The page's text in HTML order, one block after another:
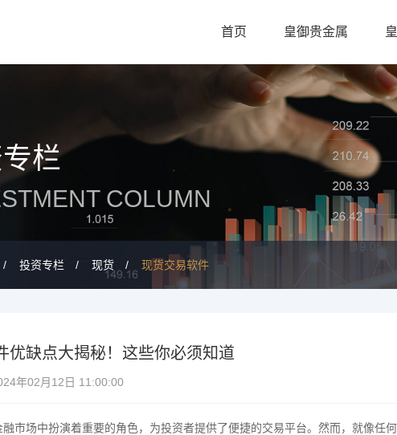
首页 皇御贵金属
栏
COLUMN
投资专栏 现货 现货交易软件
优缺点大揭秘！这些你必须知道
年02月12日 11:00:00
融市场中扮演着重要的角色，为投资者提供了便捷的交易平台。然而，就像任